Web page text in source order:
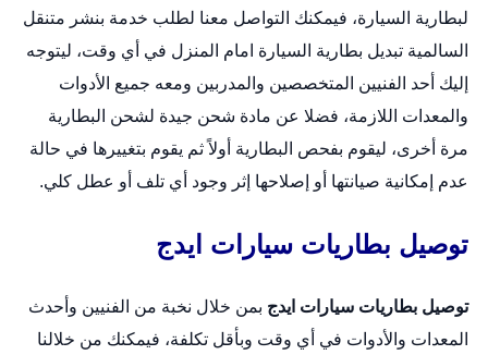
لبطارية السيارة، فيمكنك التواصل معنا لطلب خدمة بنشر متنقل
السالمية تبديل بطارية السيارة امام المنزل في أي وقت، ليتوجه
إليك أحد الفنيين المتخصصين والمدربين ومعه جميع الأدوات
والمعدات اللازمة، فضلا عن مادة شحن جيدة لشحن البطارية
مرة أخرى، ليقوم بفحص البطارية أولاً ثم يقوم بتغييرها في حالة
عدم إمكانية صيانتها أو إصلاحها إثر وجود أي تلف أو عطل كلي.
توصيل بطاريات سيارات ايدج
توصيل بطاريات سيارات ايدج بمن خلال نخبة من الفنيين وأحدث
المعدات والأدوات في أي وقت وبأقل تكلفة، فيمكنك من خلالنا